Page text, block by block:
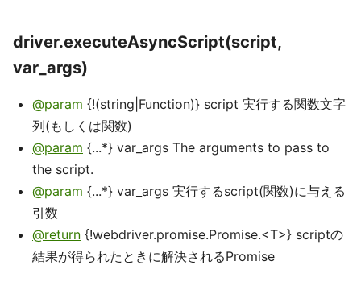
driver.executeAsyncScript(script,
var_args)
@param {!(string|Function)} script 実行する関数文字
列(もしくは関数)
@param {...*} var_args The arguments to pass to
the script.
@param {...*} var_args 実行するscript(関数)に与える
引数
@return {!webdriver.promise.Promise.<T>} scriptの
結果が得られたときに解決されるPromise